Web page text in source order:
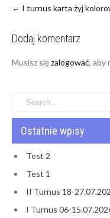
← I turnus karta żyj
Dodaj komentarz
Musisz sięzalogować, aby
Ostatnie wpisy
Test 2
Test 1
II Turnus 18-
I Turnus 06-